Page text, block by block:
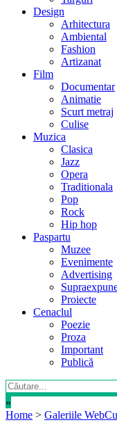
Design
Arhitectura
Ambiental
Fashion
Artizanat
Film
Documentar
Animatie
Scurt metraj
Culise
Muzica
Clasica
Jazz
Opera
Traditionala
Pop
Rock
Hip hop
Paspartu
Muzee
Evenimente
Advertising
Proiecte
Cenaclul
Poezie
Proza
Important
Publică
»
Home > Galeriile